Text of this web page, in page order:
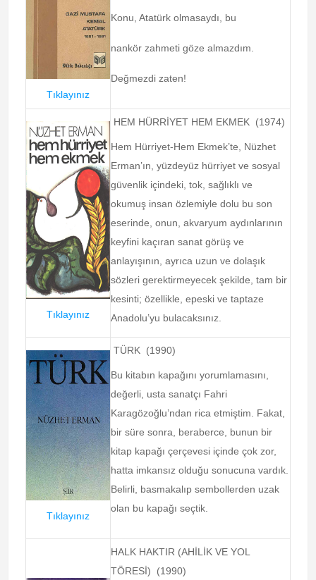
Tıklayınız
Konu, Atatürk olmasaydı, bu
nankör zahmeti göze almazdım.
Değmezdi zaten!
Tıklayınız
HEM HÜRRİYET HEM EKMEK (1974)
Hem Hürriyet-Hem Ekmek’te, Nüzhet
Erman’ın, yüzdeyüz hürriyet ve sosyal
güvenlik içindeki, tok, sağlıklı ve
okumuş insan özlemiyle dolu bu son
eserinde, onun, akvaryum aydınlarının
keyfini kaçıran sanat görüş ve
anlayışının, ayrıca uzun ve dolaşık
sözleri gerektirmeyecek şekilde, tam bir
kesinti; özellikle, epeski ve taptaze
Anadolu’yu bulacaksınız.
Tıklayınız
TÜRK (1990)
Bu kitabın kapağını yorumlamasını,
değerli, usta sanatçı Fahri
Karagözoğlu’ndan rica etmiştim. Fakat,
bir süre sonra, beraberce, bunun bir
kitap kapağı çerçevesi içinde çok zor,
hatta imkansız olduğu sonucuna vardık.
Belirli, basmakalıp sembollerden uzak
olan bu kapağı seçtik.
HALK HAKTIR (AHİLİK VE YOL
TÖRESİ) (1990)